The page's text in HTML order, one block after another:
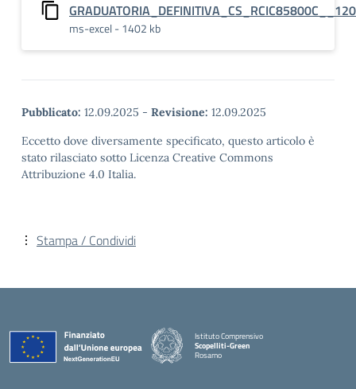
ms-excel - 1402 kb
Pubblicato: 12.09.2025 - Revisione: 12.09.2025
Eccetto dove diversamente specificato, questo articolo è
stato rilasciato sotto Licenza Creative Commons
Attribuzione 4.0 Italia.
Stampa / Condividi
Istituto Comprensivo
Scopelliti-Green
Rosarno